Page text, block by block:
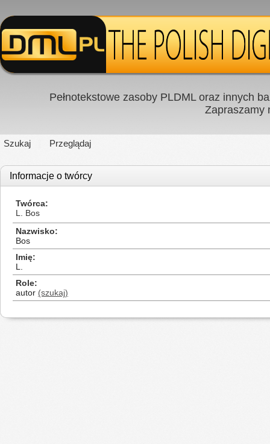
Pełnotekstowe zasoby PLDML oraz innych
Zapraszamy
Szukaj Przeglądaj
Informacje o twórcy
Twórca
L. Bos
Nazwisko
Bos
Imię
L.
Role
autor (szukaj)